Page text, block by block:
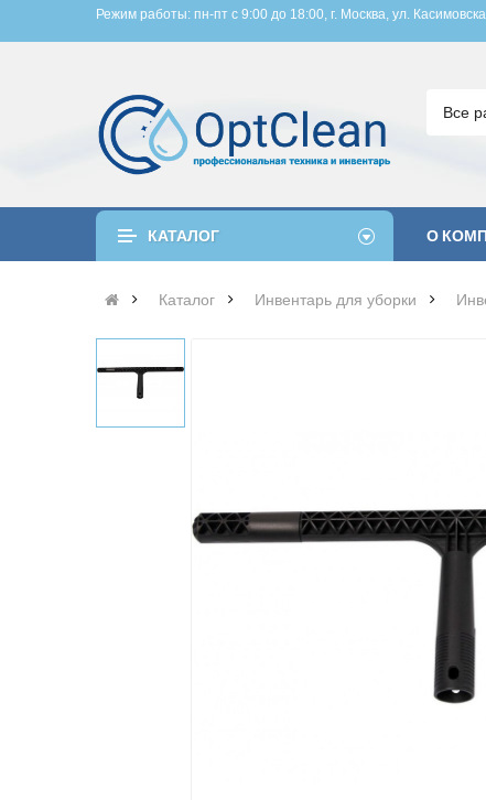
Режим работы: пн-пт с 9:00 до 18:00, г. Москва, ул.
Все
КАТАЛОГ О
Каталог Инвентарь для уборки